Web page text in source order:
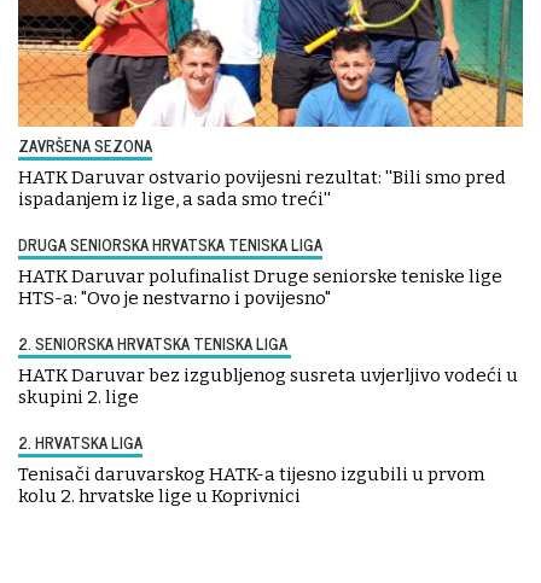
ZAVRŠENA SEZONA
HATK Daruvar ostvario povijesni rezultat: ''Bili smo pred
ispadanjem iz lige, a sada smo treći''
DRUGA SENIORSKA HRVATSKA TENISKA LIGA
HATK Daruvar polufinalist Druge seniorske teniske lige
HTS-a: "Ovo je nestvarno i povijesno"
2. SENIORSKA HRVATSKA TENISKA LIGA
HATK Daruvar bez izgubljenog susreta uvjerljivo vodeći u
skupini 2. lige
2. HRVATSKA LIGA
Tenisači daruvarskog HATK-a tijesno izgubili u prvom
kolu 2. hrvatske lige u Koprivnici